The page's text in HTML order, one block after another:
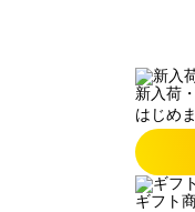
新入荷
はじめ
ギフト